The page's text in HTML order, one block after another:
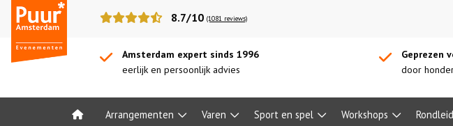
Puur*
Amsterdam
bedrijfsuitjes
8.7/10 (1081 reviews)
Amsterdam expert sinds 1996
eerlijk en persoonlijk advies
Geprezen
door
Home Arrangementen Varen Sport en spel Workshops